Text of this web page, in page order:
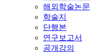
해외학술논문
학술지
단행본
연구보고서
공개강의